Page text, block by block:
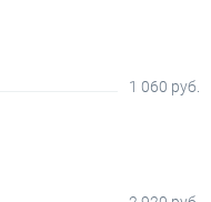
1 060 руб.